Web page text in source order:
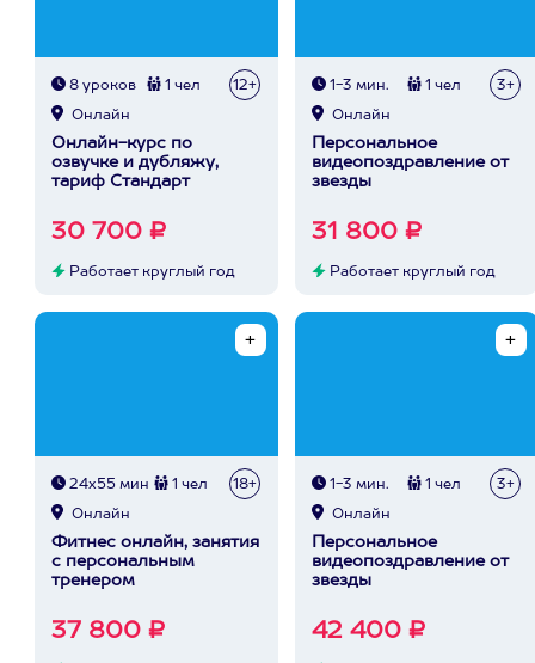
8 уроков 1 чел 12+
Онлайн
Онлайн-курс по
озвучке и дубляжу,
тариф Стандарт
30 700 ₽
Работает круглый год
1-3 мин. 1 чел 3+
Онлайн
Персональное
видеопоздравление от
звезды
31 800 ₽
Работает круглый год
24х55 мин 1 чел 18+
Онлайн
Фитнес онлайн, занятия
с персональным
тренером
37 800 ₽
1-3 мин. 1 чел 3+
Онлайн
Персональное
видеопоздравление от
звезды
42 400 ₽